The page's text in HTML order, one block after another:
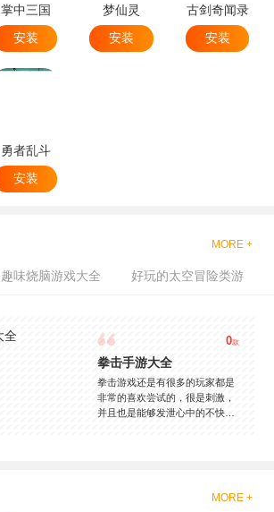
掌中三国
安装
梦仙灵
安装
古剑奇闻录
安装
勇者乱斗
安装
MORE +
趣味烧脑游戏大全 好玩的太空冒险类游
0款
拳击手游大全
拳击游戏还是有很多的玩家都是
非常的喜欢尝试的，很是刺激，
并且也是能够发泄心中的不快
够去进行体验的，我们也是能够
MORE +